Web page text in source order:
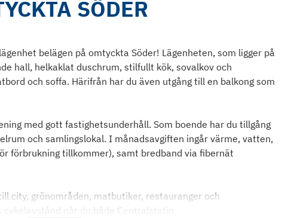
SÖDER
belägen på omtyckta Söder! Lägenheten, som ligger på
hall, helkaklat duschrum, stilfullt kök, sovalkov och
och soffa. Härifrån har du även utgång till en balkong som
med gott fastighetsunderhåll. Som boende har du tillgång
och samlingslokal. I månadsavgiften ingår värme, vatten,
förbrukning tillkommer), samt bredband via fibernät
city, grönområden, matbutiker, restauranger och
når du både Centralstatio